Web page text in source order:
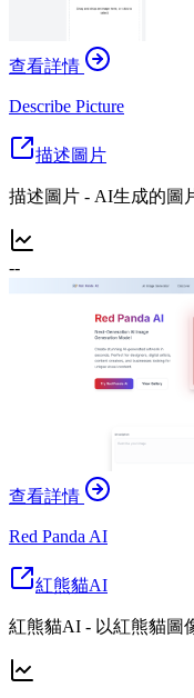
查看詳情
Describe Picture
描述圖片
描述圖片 - AI生成的圖
--
查看詳情
Red Panda AI
紅熊貓AI
紅熊貓AI - 以紅熊貓圖